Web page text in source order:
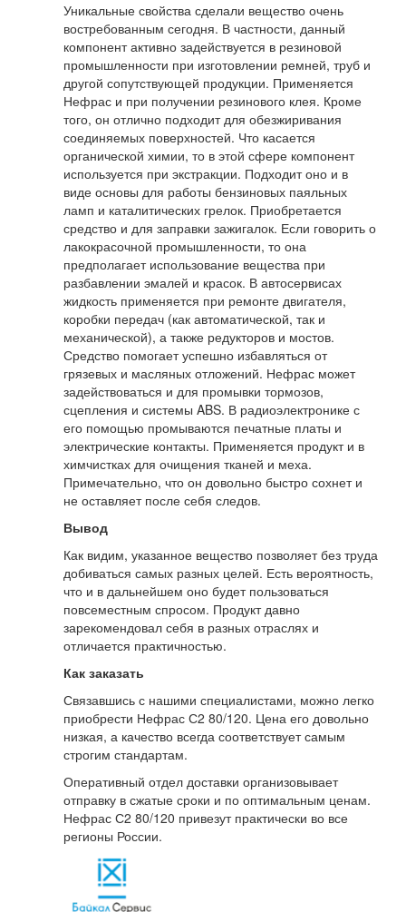
Уникальные свойства сделали вещество очень
востребованным сегодня. В частности, данный
компонент активно задействуется в резиновой
промышленности при изготовлении ремней, труб и
другой сопутствующей продукции. Применяется
Нефрас и при получении резинового клея. Кроме
того, он отлично подходит для обезжиривания
соединяемых поверхностей. Что касается
органической химии, то в этой сфере компонент
используется при экстракции. Подходит оно и в
виде основы для работы бензиновых паяльных
ламп и каталитических грелок. Приобретается
средство и для заправки зажигалок. Если говорить о
лакокрасочной промышленности, то она
предполагает использование вещества при
разбавлении эмалей и красок. В автосервисах
жидкость применяется при ремонте двигателя,
коробки передач (как автоматической, так и
механической), а также редукторов и мостов.
Средство помогает успешно избавляться от
грязевых и масляных отложений. Нефрас может
задействоваться и для промывки тормозов,
сцепления и системы ABS. В радиоэлектронике с
его помощью промываются печатные платы и
электрические контакты. Применяется продукт и в
химчистках для очищения тканей и меха.
Примечательно, что он довольно быстро сохнет и
не оставляет после себя следов.
Вывод
Как видим, указанное вещество позволяет без труда
добиваться самых разных целей. Есть вероятность,
что и в дальнейшем оно будет пользоваться
повсеместным спросом. Продукт давно
зарекомендовал себя в разных отраслях и
отличается практичностью.
Как заказать
Связавшись с нашими специалистами, можно легко
приобрести Нефрас С2 80/120. Цена его довольно
низкая, а качество всегда соответствует самым
строгим стандартам.
Оперативный отдел доставки организовывает
отправку в сжатые сроки и по оптимальным ценам.
Нефрас С2 80/120 привезут практически во все
регионы России.